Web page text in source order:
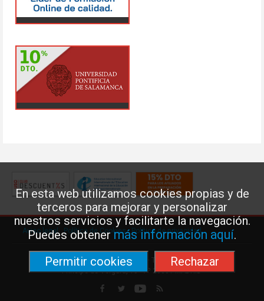
En esta web utilizamos cookies propias y de
terceros para mejorar y personalizar
nuestros servicios y facilitarte la navegación.
Puedes obtenermás información aquí.
Permitir cookies
Rechazar
Aviso legal Política de Cookies· Política de privacidad
Federación de Enseñanza de USO · Teléfono: 91 577 41 13 ·
Príncipe de Vergara, 13 · 7º 28001 MADRID